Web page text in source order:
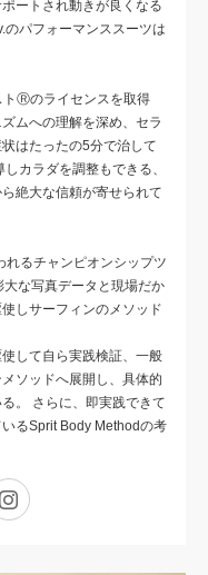
ートされ動きが良くなる
パフォーマンススーツは
トⓇのライセンスを取得
ムへの理解を深め、セラ
はたったの5分で治して
カラダを調整もできる、
絶大な信頼が寄せられて
るチャンピオンシップツ
な写真データと現場だか
しサーフィンのメソッド
して自ら実践検証、一般
ソッドへ展開し、具体的
。 さらに、即実践できて
るSprit Body Methodの考